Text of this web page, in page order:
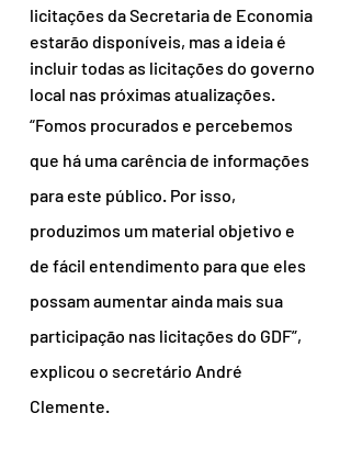
licitações da Secretaria de Economia
estarão disponíveis, mas a ideia é
incluir todas as licitações do governo
local nas próximas atualizações.
“Fomos procurados e percebemos
que há uma carência de informações
para este público. Por isso,
produzimos um material objetivo e
de fácil entendimento para que eles
possam aumentar ainda mais sua
participação nas licitações do GDF”,
explicou o secretário André
Clemente.